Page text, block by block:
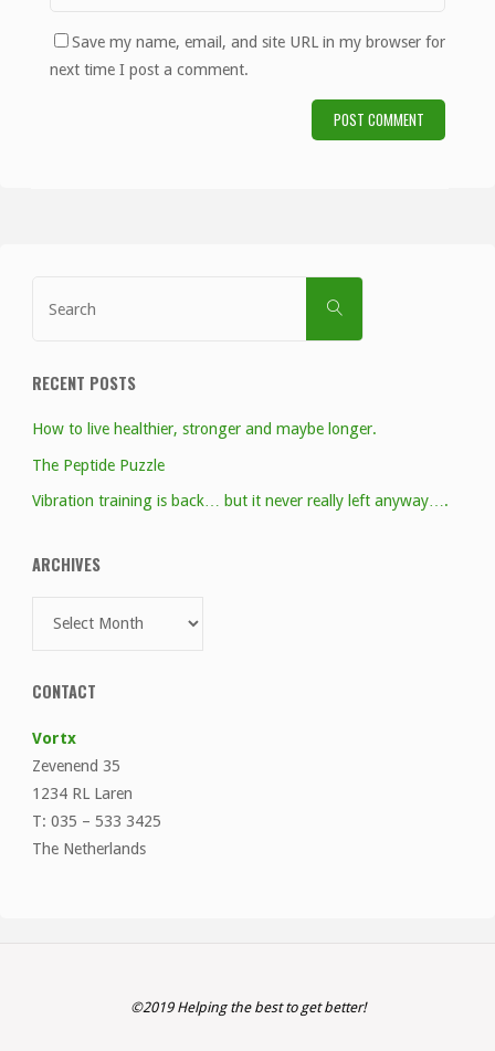
Save my name, email, and site URL in my browser for
next time I post a comment.
SEARCH
RECENT POSTS
How to live healthier, stronger and maybe longer.
The Peptide Puzzle
Vibration training is back… but it never really left anyway….
ARCHIVES
CONTACT
Vortx
Zevenend 35
1234 RL Laren
T: 035 – 533 3425
The Netherlands
©2019 Helping the best to get better!